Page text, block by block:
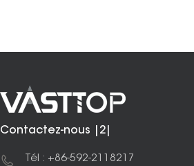
Contactez-nous |2|
Tél : +86-592-2118217